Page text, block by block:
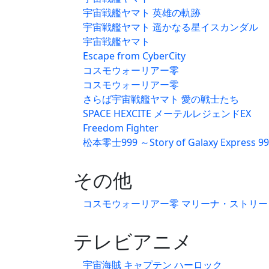
宇宙戦艦ヤマト 英雄の軌跡
宇宙戦艦ヤマト 遥かなる星イスカンダル
宇宙戦艦ヤマト
Escape from CyberCity
コスモウォーリアー零
コスモウォーリアー零
さらば宇宙戦艦ヤマト 愛の戦士たち
SPACE HEXCITE メーテルレジェンドEX
Freedom Fighter
松本零士999 ～Story of Galaxy Express
その他
コスモウォーリアー零 マリーナ・ストリー
テレビアニメ
宇宙海賊 キャプテン ハーロック